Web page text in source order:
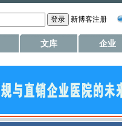
新博客注册
文库 企业